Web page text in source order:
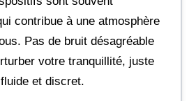
contribue à une atmosphère
Pas de bruit désagréable
votre tranquillité, juste
et discret.